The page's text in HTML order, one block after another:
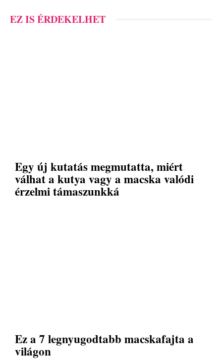
EZ IS ÉRDEKELHET
Egy új kutatás megmutatta, miért
válhat a kutya vagy a macska valódi
érzelmi támaszunkká
Ez a 7 legnyugodtabb macskafajta a
világon